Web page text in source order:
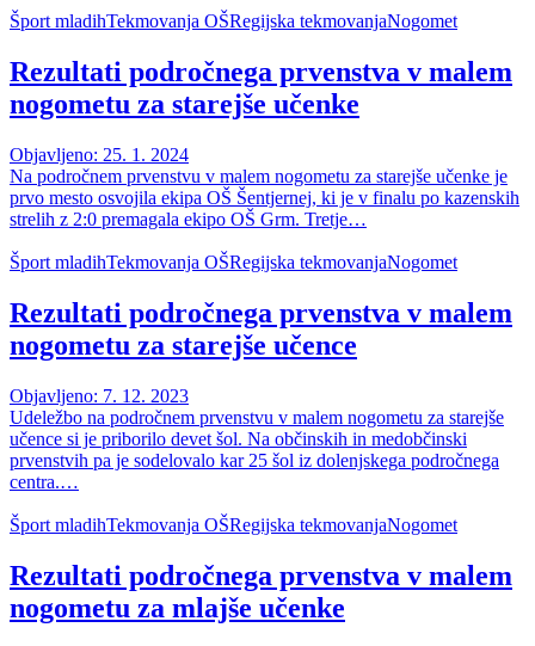
Šport mladihTekmovanja OŠRegijska tekmovanjaNogomet
Rezultati področnega prvenstva v malem
nogometu za starejše učenke
Objavljeno: 25. 1. 2024
Na področnem prvenstvu v malem nogometu za starejše učenke je
prvo mesto osvojila ekipa OŠ Šentjernej, ki je v finalu po kazenskih
strelih z 2:0 premagala ekipo OŠ Grm. Tretje…
Šport mladihTekmovanja OŠRegijska tekmovanjaNogomet
Rezultati področnega prvenstva v malem
nogometu za starejše učence
Objavljeno: 7. 12. 2023
Udeležbo na področnem prvenstvu v malem nogometu za starejše
učence si je priborilo devet šol. Na občinskih in medobčinski
prvenstvih pa je sodelovalo kar 25 šol iz dolenjskega področnega
centra.…
Šport mladihTekmovanja OŠRegijska tekmovanjaNogomet
Rezultati področnega prvenstva v malem
nogometu za mlajše učenke